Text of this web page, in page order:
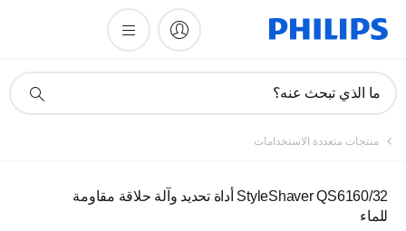
دعم
ما الذي تبحث عنه؟
منتجات متعددة الاستخدامات
StyleShaver QS6160/32 أداة تحديد وآلة حلاقة مقاومة
للماء